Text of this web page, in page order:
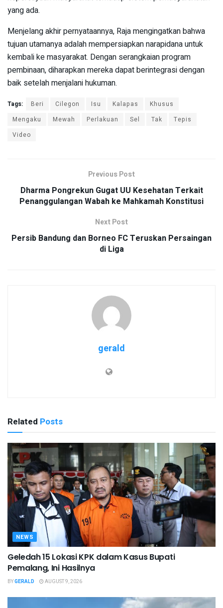
yang ada.
Menjelang akhir pernyataannya, Raja mengingatkan bahwa
tujuan utamanya adalah mempersiapkan narapidana untuk
kembali ke masyarakat. Dengan serangkaian program
pembinaan, diharapkan mereka dapat berintegrasi dengan
baik setelah menjalani hukuman.
Tags: Beri Cilegon Isu Kalapas
Khusus
Mengaku
Mewah Perlakuan Sel Tak
Tepis
Video
Previous Post
Dharma Pongrekun Gugat UU Kesehatan Terkait
Penanggulangan Wabah ke Mahkamah Konstitusi
Next Post
Persib Bandung dan Borneo FC Teruskan Persaingan
di Liga
gerald
Related Posts
NEWS
Geledah 15 Lokasi KPK dalam Kasus Bupati
Pemalang, Ini Hasilnya
BYGERALD AUGUST 9, 2026